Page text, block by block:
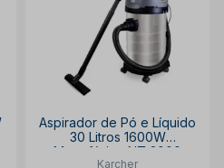
Aspirador de Pó e Líquido
30 Litros 1600W
Monofásico NT 3000
Karcher